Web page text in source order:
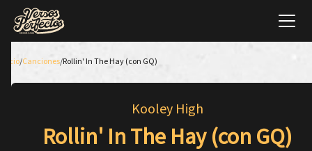
Inicio/Canciones/Rollin' In The Hay (con GQ)
Kooley High
Rollin' In The Hay (con GQ)